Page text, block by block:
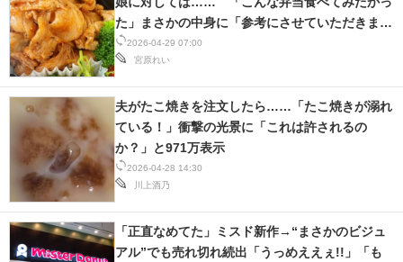
2026-04-29 07:00
宮原れい
た」まさかの中身に「参考にさせていただきま
す」
2026-04-28 14:30
川上酒乃
夫がたこ焼きを注文したら……「たこ焼きが溺れ
ている！」衝撃の光景に「これは許されるの
か？」と971万表示
「正直なめてた」ミスド新作→“まさかのビジュ
アル”でも売れ切れ続出「うっめええぇ!!」「も